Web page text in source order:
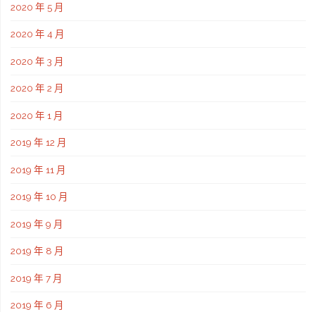
2020 年 5 月
2020 年 4 月
2020 年 3 月
2020 年 2 月
2020 年 1 月
2019 年 12 月
2019 年 11 月
2019 年 10 月
2019 年 9 月
2019 年 8 月
2019 年 7 月
2019 年 6 月